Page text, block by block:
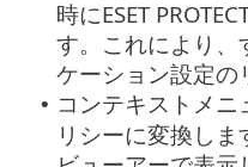
時にESET
す。これにより、
ケーション設定の
• コンテキストメ
リシーに変換しま